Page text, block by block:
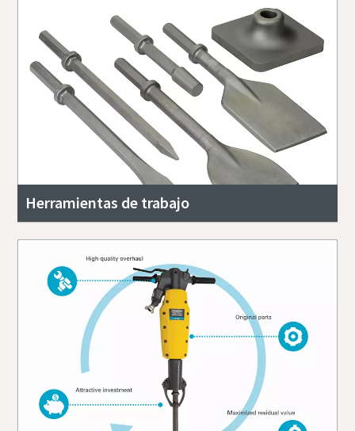
Herramientas de trabajo